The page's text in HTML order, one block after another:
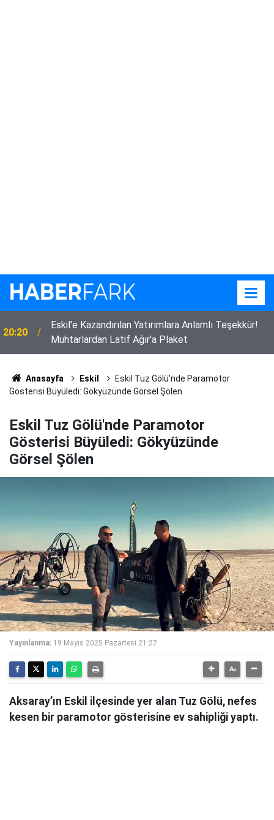
20:20
Eskil'e Kazandırılan Yatırımlara Anlamlı Teşekkür!
Muhtarlardan Latif Ağır'a Plaket
Anasayfa Eskil
Eskil Tuz Gölü'nde Paramotor
Gösterisi Büyüledi: Gökyüzünde Görsel Şölen
Eskil Tuz Gölü'nde Paramotor
Gösterisi Büyüledi: Gökyüzünde
Görsel Şölen
Yayınlanma: 19 Mayıs 2025 Pazartesi 21:27
Aksaray’ın Eskil ilçesinde yer alan Tuz Gölü, nefes
kesen bir paramotor gösterisine ev sahipliği yaptı.